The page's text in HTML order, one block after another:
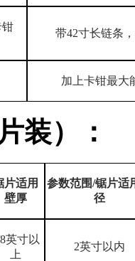
钳
带42寸长链条
加上卡钳最大
装）：
片适用
壁厚
参数范围/锯片适
径
英寸以
上
2英寸以内